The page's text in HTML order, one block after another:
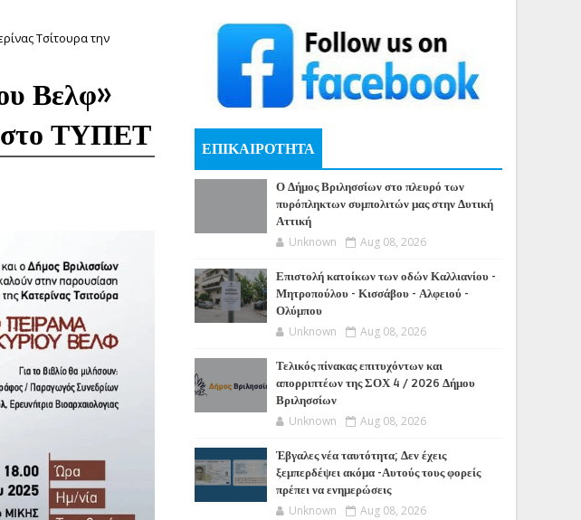
Τσίτουρα την
Βελφ»
στο ΤΥΠΕΤ
ΕΠΙΚΑΙΡΟΤΗΤΑ
Ο Δήμος Βριλησσίων στο πλευρό των
πυρόπληκτων συμπολιτών μας στην Δυτική
Αττική
Unknown Aug 08, 2026
Επιστολή κατοίκων των οδών Καλλιανίου -
Μητροπούλου - Κισσάβου - Αλφειού -
Ολύμπου
Unknown Aug 08, 2026
Τελικός πίνακας επιτυχόντων και
απορριπτέων της ΣΟΧ 4 / 2026 Δήμου
Βριλησσίων
Unknown Aug 08, 2026
Έβγαλες νέα ταυτότητα; Δεν έχεις
ξεμπερδέψει ακόμα -Αυτούς τους φορείς
πρέπει να ενημερώσεις
Unknown Aug 08, 2026